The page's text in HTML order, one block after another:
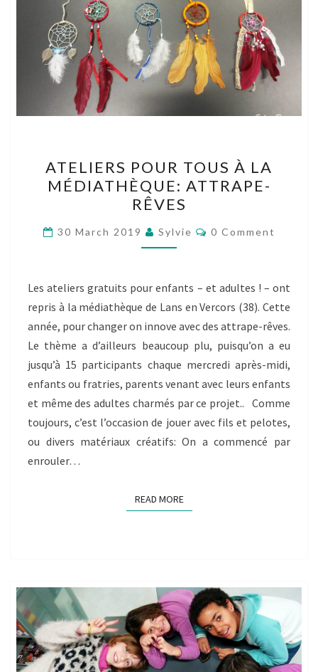
POUR
TOUS
À
LA
MÉDIATHÈQUE:
RÊVES
ATELIERS POUR TOUS À LA
MÉDIATHÈQUE: ATTRAPE-
RÊVES
30 March 2019 Sylvie Comments
0 Comment
Les ateliers gratuits pour enfants – et adultes ! – ont
repris à la médiathèque de Lans en Vercors (38). Cette
année, pour changer on innove avec des attrape-rêves.
Le thème a d’ailleurs beaucoup plu, puisqu’on a eu
jusqu’à 15 participants chaque mercredi après-midi,
enfants ou fratries, parents venant avec leurs enfants
et même des adultes charmés par ce projet.. Comme
toujours, c’est l’occasion de jouer avec fils et pelotes,
ou divers matériaux créatifs: On a commencé par
enrouler…
READ MOREREAD MORE